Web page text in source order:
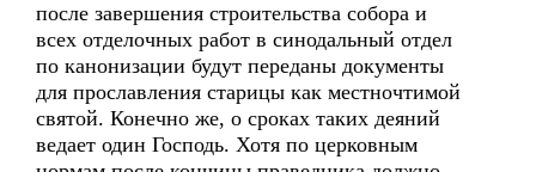
после завершения строительства собора и
всех отделочных работ в синодальный отдел
по канонизации будут переданы документы
для прославления старицы как местночтимой
святой. Конечно же, о сроках таких деяний
ведает один Господь. Хотя по церковным